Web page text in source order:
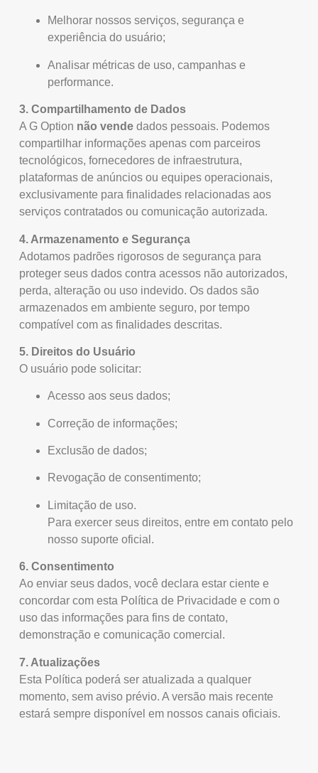
Melhorar nossos serviços, segurança e
experiência do usuário;
Analisar métricas de uso, campanhas e
performance.
3. Compartilhamento de Dados
A G Option não vende dados pessoais. Podemos
compartilhar informações apenas com parceiros
tecnológicos, fornecedores de infraestrutura,
plataformas de anúncios ou equipes operacionais,
exclusivamente para finalidades relacionadas aos
serviços contratados ou comunicação autorizada.
4. Armazenamento e Segurança
Adotamos padrões rigorosos de segurança para
proteger seus dados contra acessos não autorizados,
perda, alteração ou uso indevido. Os dados são
armazenados em ambiente seguro, por tempo
compatível com as finalidades descritas.
5. Direitos do Usuário
O usuário pode solicitar:
Acesso aos seus dados;
Correção de informações;
Exclusão de dados;
Revogação de consentimento;
Limitação de uso.
Para exercer seus direitos, entre em contato pelo
nosso suporte oficial.
6. Consentimento
Ao enviar seus dados, você declara estar ciente e
concordar com esta Política de Privacidade e com o
uso das informações para fins de contato,
demonstração e comunicação comercial.
7. Atualizações
Esta Política poderá ser atualizada a qualquer
momento, sem aviso prévio. A versão mais recente
estará sempre disponível em nossos canais oficiais.